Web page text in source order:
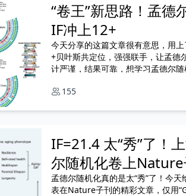
“卷王”新思路！孟德
IF冲上12+
今天分享的这篇文章很有意思，用
+贝叶斯共定位，强强联手，让孟德
计严谨，结果可靠，想学习孟德尔
155
IF=21.4 太“秀”了！
尔随机化卷上Nature
孟德尔随机化真的是太“秀”了！今
表在Nature子刊的精彩文章，仅用